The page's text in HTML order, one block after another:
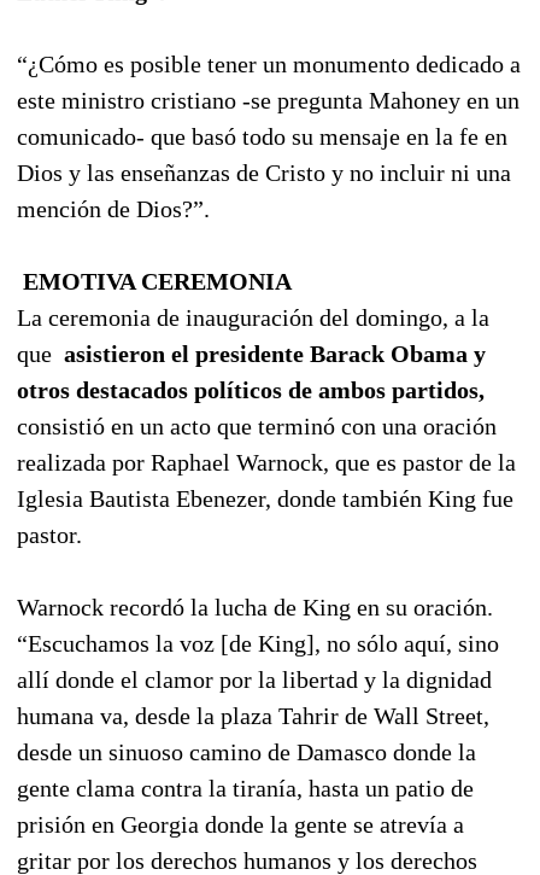
“¿Cómo es posible tener un monumento dedicado a
este ministro cristiano -se pregunta Mahoney en un
comunicado- que basó todo su mensaje en la fe en
Dios y las enseñanzas de Cristo y no incluir ni una
mención de Dios?”.
EMOTIVA CEREMONIA
La ceremonia de inauguración del domingo, a la
que asistieron el presidente Barack Obama y
otros destacados políticos de ambos partidos,
consistió en un acto que terminó con una oración
realizada por Raphael Warnock, que es pastor de la
Iglesia Bautista Ebenezer, donde también King fue
pastor.
Warnock recordó la lucha de King en su oración.
“Escuchamos la voz [de King], no sólo aquí, sino
allí donde el clamor por la libertad y la dignidad
humana va, desde la plaza Tahrir de Wall Street,
desde un sinuoso camino de Damasco donde la
gente clama contra la tiranía, hasta un patio de
prisión en Georgia donde la gente se atrevía a
gritar por los derechos humanos y los derechos